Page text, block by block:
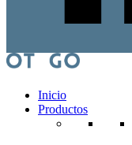
Inicio
Productos